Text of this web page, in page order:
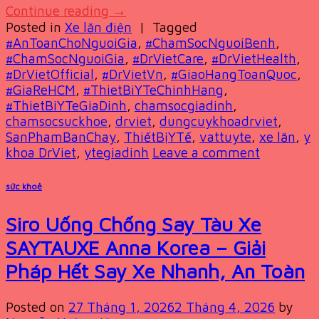
Continue reading →
Posted in Xe lăn điện |
Tagged
#AnToanChoNguoiGia, #ChamSocNguoiBenh,
#ChamSocNguoiGia, #DrVietCare, #DrVietHealth,
#DrVietOfficial, #DrVietVn, #GiaoHangToanQuoc,
#GiaReHCM, #ThietBiYTeChinhHang,
#ThietBiYTeGiaDinh, chamsocgiadinh,
chamsocsuckhoe, drviet, dungcuykhoadrviet,
SanPhamBanChay, ThiếtBịYTế, vattuyte, xe lăn, y
khoa DrViet, ytegiadinh Leave a comment
sức khoẻ
Siro Uống Chống Say Tàu Xe
SAYTAUXE Anna Korea – Giải
Pháp Hết Say Xe Nhanh, An Toàn
Posted on 27 Tháng 1, 20262 Tháng 4, 2026 by